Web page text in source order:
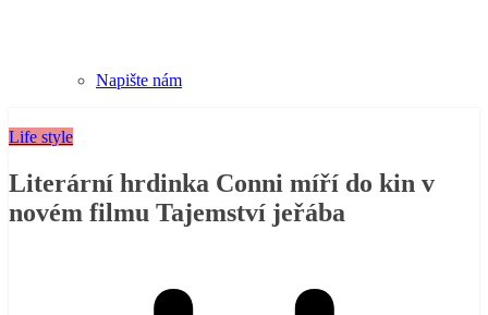
Napište nám
Life style
Literární hrdinka Conni míří do kin v
novém filmu Tajemství jeřába